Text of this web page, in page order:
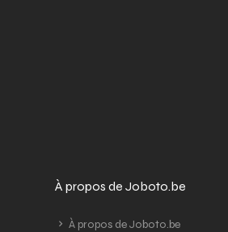
À propos de Joboto.be
À propos de Joboto.be